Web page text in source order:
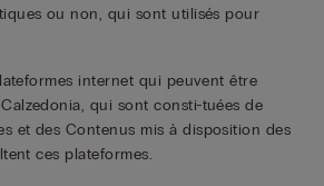
ou non, qui sont utilisés pour
internet qui peuvent être
qui sont consti-tuées de
et des Contenus mis à disposition des
ces plateformes.